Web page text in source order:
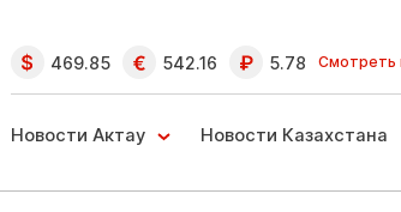
469.85 542.16 5.78 Смотреть
Новости Актау Новости Казахстана